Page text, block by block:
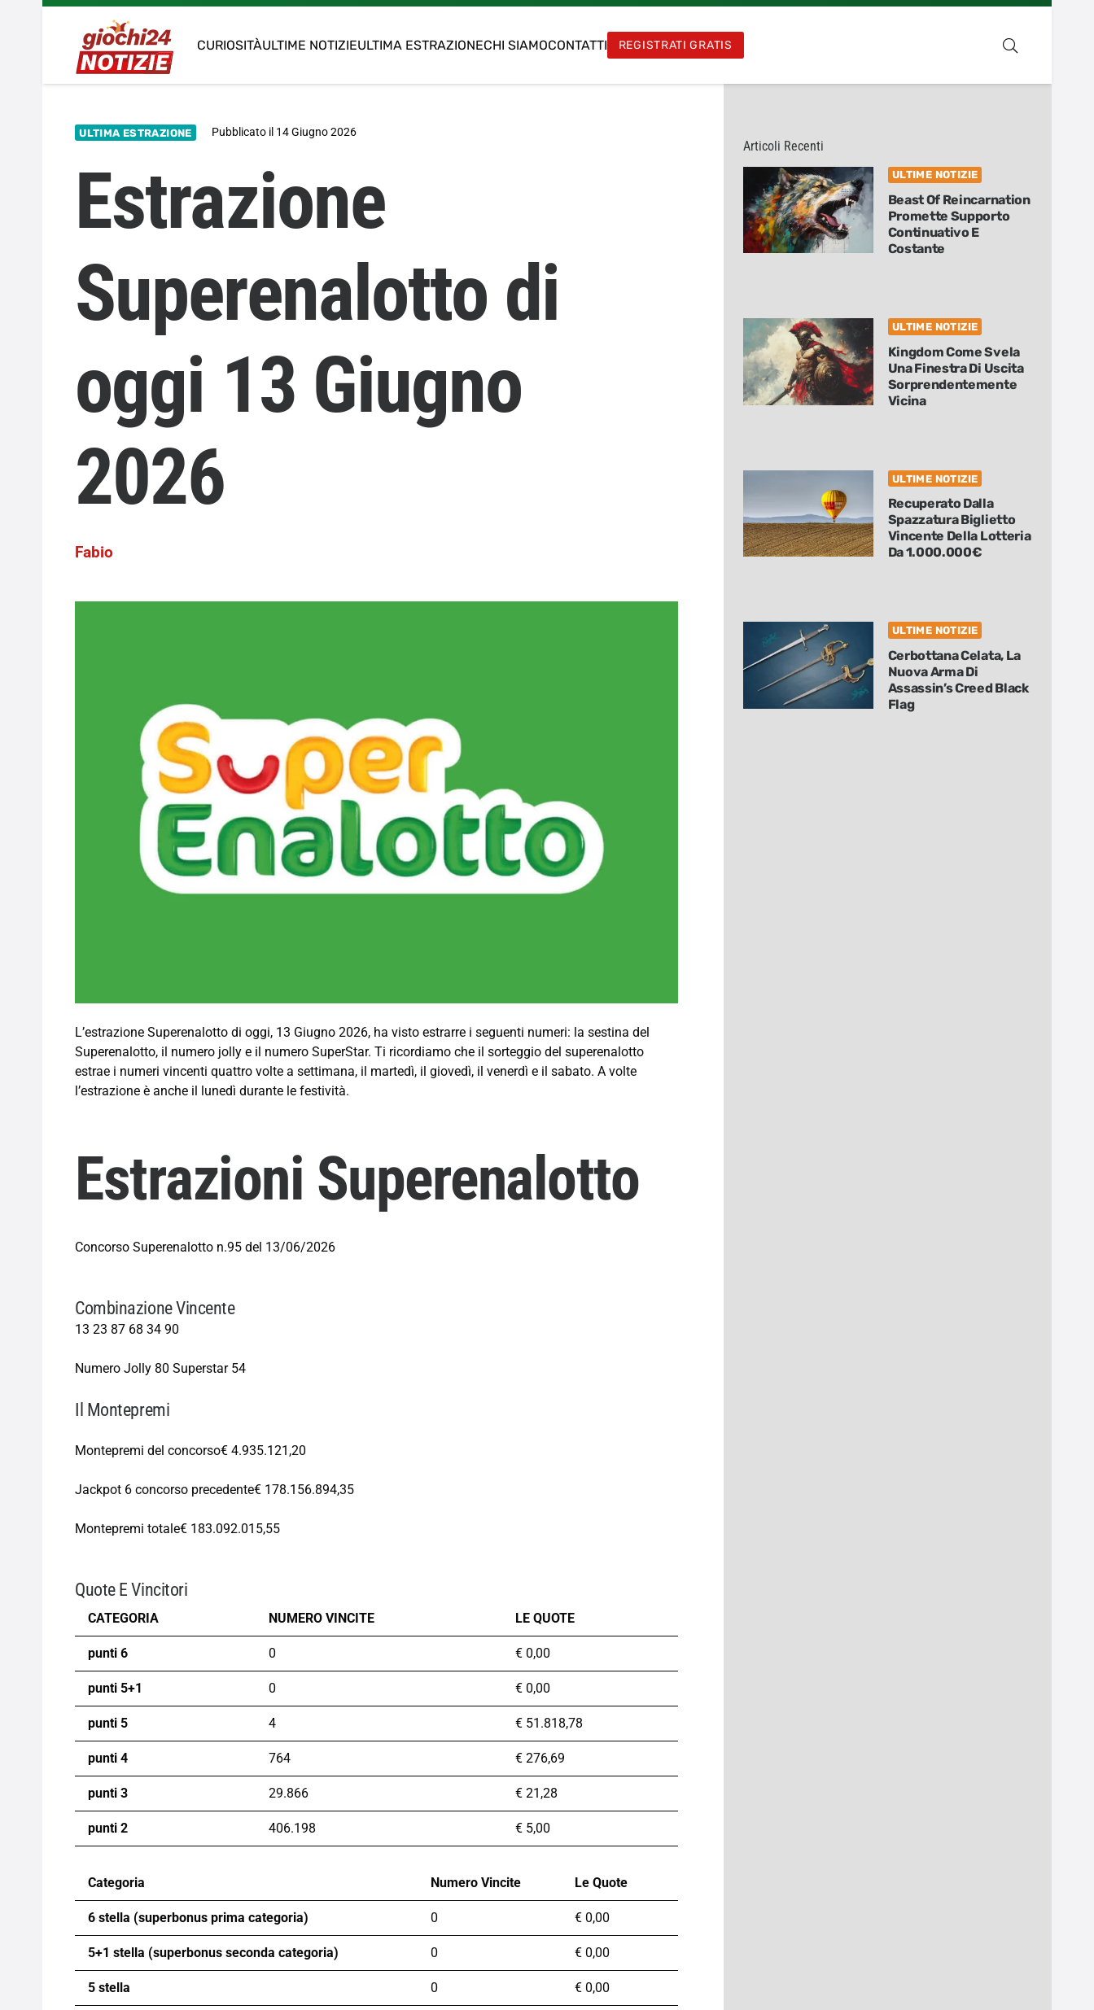
CURIOSITÀULTIME NOTIZIEULTIMA ESTRAZIONECHI SIAMOCONTATTI REGISTRATI GRATIS
ULTIMA ESTRAZIONE Pubblicato il 14 Giugno 2026
Estrazione
Superenalotto di
oggi 13 Giugno
2026
Fabio
L’estrazione Superenalotto di oggi, 13 Giugno 2026, ha visto estrarre i seguenti numeri: la sestina del
Superenalotto, il numero jolly e il numero SuperStar. Ti ricordiamo che il sorteggio del superenalotto
estrae i numeri vincenti quattro volte a settimana, il martedì, il giovedì, il venerdì e il sabato. A volte
l’estrazione è anche il lunedì durante le festività.
Estrazioni Superenalotto
Concorso Superenalotto n.95 del 13/06/2026
Combinazione Vincente
13 23 87 68 34 90
Numero Jolly 80 Superstar54
Il Montepremi
Montepremi del concorso€ 4.935.121,20
Jackpot 6 concorso precedente€ 178.156.894,35
Montepremi totale€ 183.092.015,55
Quote E Vincitori
CATEGORIA NUMERO VINCITE LE QUOTE
punti 6 0 € 0,00
punti 5+1 0 € 0,00
punti 5 4 € 51.818,78
punti 4 764 € 276,69
punti 3 29.866 € 21,28
punti 2 406.198 € 5,00
Categoria Numero Vincite Le Quote
6 stella (superbonus prima categoria) 0 € 0,00
5+1 stella (superbonus seconda categoria) 0 € 0,00
5 stella 0 € 0,00
Articoli Recenti
ULTIME NOTIZIE
Beast Of Reincarnation
Promette Supporto
Continuativo E
Costante
ULTIME NOTIZIE
Kingdom Come Svela
Una Finestra Di Uscita
Sorprendentemente
Vicina
ULTIME NOTIZIE
Recuperato Dalla
Spazzatura Biglietto
Vincente Della Lotteria
Da 1.000.000€
ULTIME NOTIZIE
Cerbottana Celata, La
Nuova Arma Di
Assassin’s Creed Black
Flag